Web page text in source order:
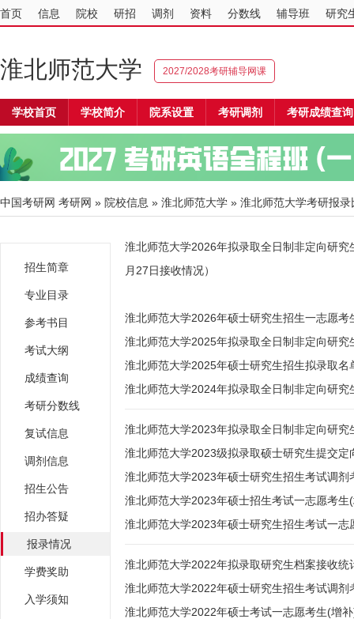
首页 信息 院校 研招 调剂 资料 分数线 辅导班 研究
淮北师范大学 2027/2028考研辅导网课
学校首页 学校简介 院系设置 考研调剂 考研成绩查询
中国考研网 考研网 » 院校信息 » 淮北师范大学 » 淮北师范大学考研报
招生简章
专业目录
参考书目
考试大纲
成绩查询
考研分数线
复试信息
调剂信息
招生公告
招办答疑
报录情况
学费奖助
入学须知
淮北师范大学2026年拟录取全日制非定向研
月27日接收情况）
淮北师范大学2026年硕士研究生招生一志愿考
淮北师范大学2025年拟录取全日制非定向研究
淮北师范大学2025年硕士研究生招生拟录取名
淮北师范大学2024年拟录取全日制非定向研究
淮北师范大学2023年拟录取全日制非定向研究
淮北师范大学2023级拟录取硕士研究生提交定
淮北师范大学2023年硕士研究生招生考试调剂
淮北师范大学2023年硕士招生考试一志愿考生
淮北师范大学2023年硕士研究生招生考试一志
淮北师范大学2022年拟录取研究生档案接收统
淮北师范大学2022年硕士研究生招生考试调剂
淮北师范大学2022年硕士考试一志愿考生(增